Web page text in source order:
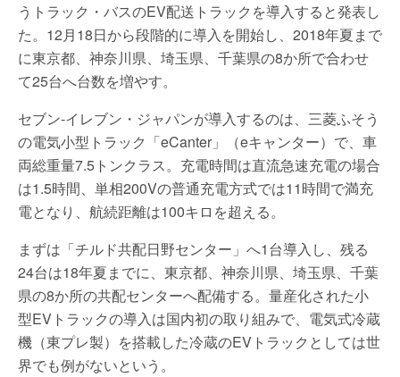
うトラック・バスのEV配送トラックを導入すると発表し
た。12月18日から段階的に導入を開始し、2018年夏まで
に東京都、神奈川県、埼玉県、千葉県の8か所で合わせ
て25台へ台数を増やす。
セブン-イレブン・ジャパンが導入するのは、三菱ふそう
の電気小型トラック「eCanter」（eキャンター）で、車
両総重量7.5トンクラス。充電時間は直流急速充電の場合
は1.5時間、単相200Vの普通充電方式では11時間で満充
電となり、航続距離は100キロを超える。
まずは「チルド共配日野センター」へ1台導入し、残る
24台は18年夏までに、東京都、神奈川県、埼玉県、千葉
県の8か所の共配センターへ配備する。量産化された小
型EVトラックの導入は国内初の取り組みで、電気式冷蔵
機（東プレ製）を搭載した冷蔵のEVトラックとしては世
界でも例がないという。